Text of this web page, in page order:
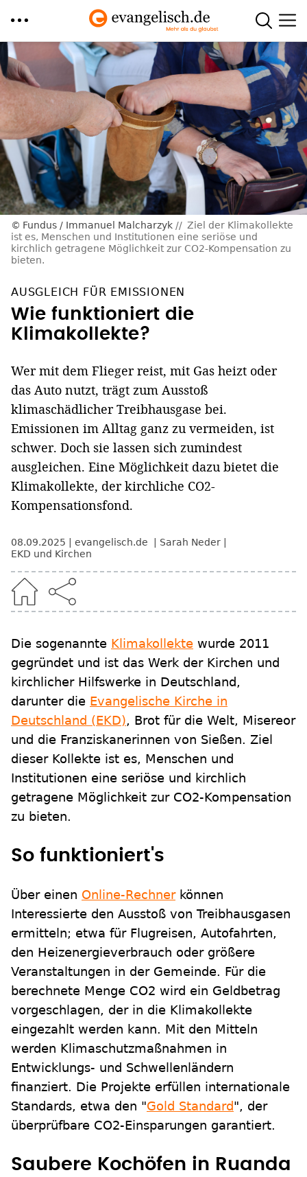
Direkt
zum
Inhalt
Fundus / Immanuel Malcharzyk
Ziel der Klimakollekte
ist es, Menschen und Institutionen eine seriöse und
kirchlich getragene Möglichkeit zur CO2-Kompensation zu
bieten.
AUSGLEICH FÜR EMISSIONEN
Wie funktioniert die
Klimakollekte?
Wer mit dem Flieger reist, mit Gas heizt oder
das Auto nutzt, trägt zum Ausstoß
klimaschädlicher Treibhausgase bei.
Emissionen im Alltag ganz zu vermeiden, ist
schwer. Doch sie lassen sich zumindest
ausgleichen. Eine Möglichkeit dazu bietet die
Klimakollekte, der kirchliche CO2-
Kompensationsfond.
08.09.2025 evangelisch.de
Sarah Neder
EKD und Kirchen
Die sogenannte Klimakollekte wurde 2011
gegründet und ist das Werk der Kirchen und
kirchlicher Hilfswerke in Deutschland,
darunter die Evangelische Kirche in
Deutschland (EKD), Brot für die Welt, Misereor
und die Franziskanerinnen von Sießen. Ziel
dieser Kollekte ist es, Menschen und
Institutionen eine seriöse und kirchlich
getragene Möglichkeit zur CO2-Kompensation
zu bieten.
So funktioniert's
Über einen Online-Rechnerkönnen
Interessierte den Ausstoß von Treibhausgasen
ermitteln; etwa für Flugreisen, Autofahrten,
den Heizenergieverbrauch oder größere
Veranstaltungen in der Gemeinde. Für die
berechnete Menge CO2 wird ein Geldbetrag
vorgeschlagen, der in die Klimakollekte
eingezahlt werden kann. Mit den Mitteln
werden Klimaschutzmaßnahmen in
Entwicklungs- und Schwellenländern
finanziert. Die Projekte erfüllen internationale
Standards, etwa den "Gold Standard", der
überprüfbare CO2-Einsparungen garantiert.
Saubere Kochöfen in Ruanda